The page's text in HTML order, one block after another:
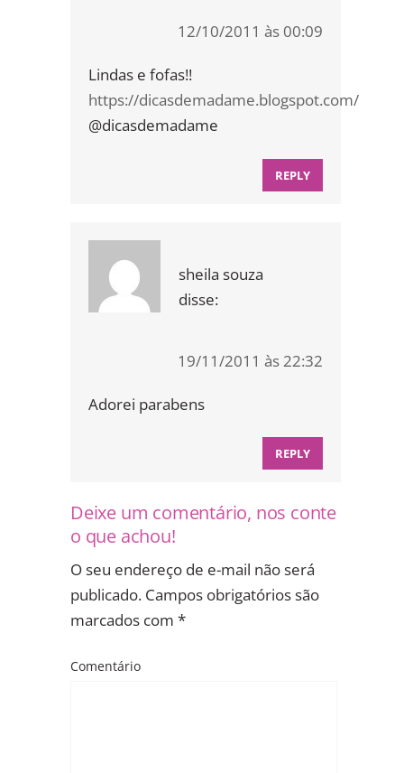
12/10/2011 às 00:09
Lindas e fofas!!
https://dicasdemadame.blogspot.com/
@dicasdemadame
REPLY
sheila souza
disse:
19/11/2011 às 22:32
Adorei parabens
REPLY
Deixe um comentário, nos conte
o que achou!
O seu endereço de e-mail não será
publicado. Campos obrigatórios são
marcados com *
Comentário